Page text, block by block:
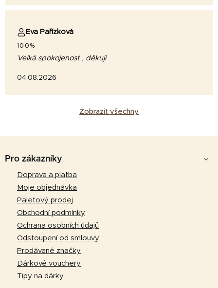
Eva Pařízková
100%
Velká spokojenost , děkuji
04.08.2026
Zobrazit všechny
Pro zákazníky
Doprava a platba
Moje objednávka
Paletový prodej
Obchodní podmínky
Ochrana osobních údajů
Odstoupení od smlouvy
Prodávané značky
Dárkové vouchery
Tipy na dárky